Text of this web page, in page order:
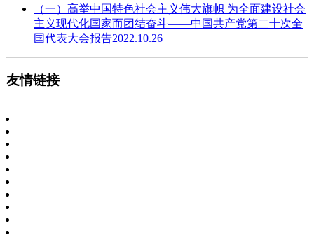
（一）高举中国特色社会主义伟大旗帜 为全面建设社会
主义现代化国家而团结奋斗——中国共产党第二十次全
国代表大会报告2022.10.26
友情链接